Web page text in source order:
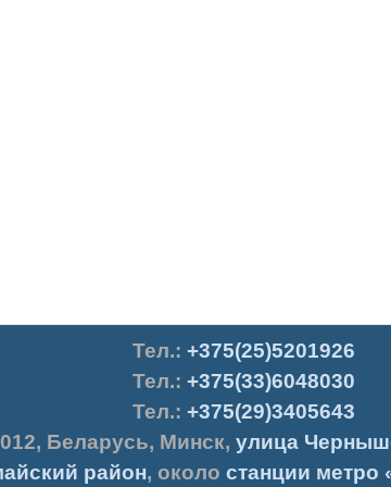
Тел.: +375(25)5201926
Тел.: +375(33)6048030
Тел.: +375(29)3405643
, Беларусь, Минск, улица
район, около станции метро